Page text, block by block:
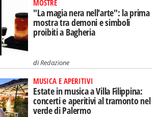
MOSTRE
"La magia nera nell'arte": la prima
mostra tra demoni e simboli
proibiti a Bagheria
diRedazione
MUSICA E APERITIVI
Estate in musica a Villa Filippina:
concerti e aperitivi al tramonto nel
verde di Palermo